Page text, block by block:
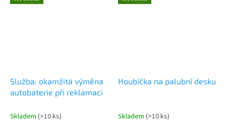
Služba: okamžitá výměna
autobaterie při reklamaci
Skladem (>10 ks)
Houbička na palubní desku
Skladem (>10 ks)